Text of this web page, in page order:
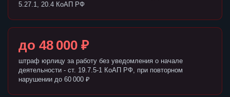
5.27.1, 20.4 КоАП РФ
до 48 000 ₽
штраф юрлицу за работу без уведомления о начале
деятельности - ст. 19.7.5-1 КоАП РФ, при повторном
нарушении до 60 000 ₽